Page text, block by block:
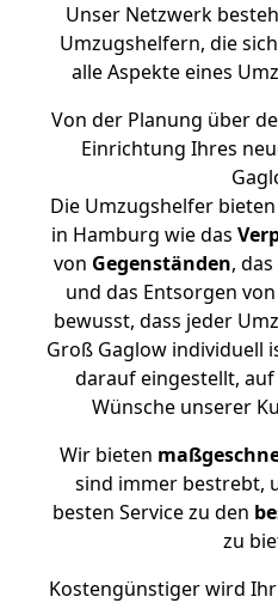
Unser Netzwerk
Umzugshelfern, die
alle Aspekte eines
Von der Planung über
Einrichtung Ihres
Die Umzugshelfer
in Hamburg wie das
von Gegenständen,
und das Entsorgen
bewusst, dass jeder
Groß Gaglow individuell
darauf eingestellt,
Wünsche unserer
Wir bieten
sind immer bestrebt,
besten Service zu den
zu
Kostengünstiger wird